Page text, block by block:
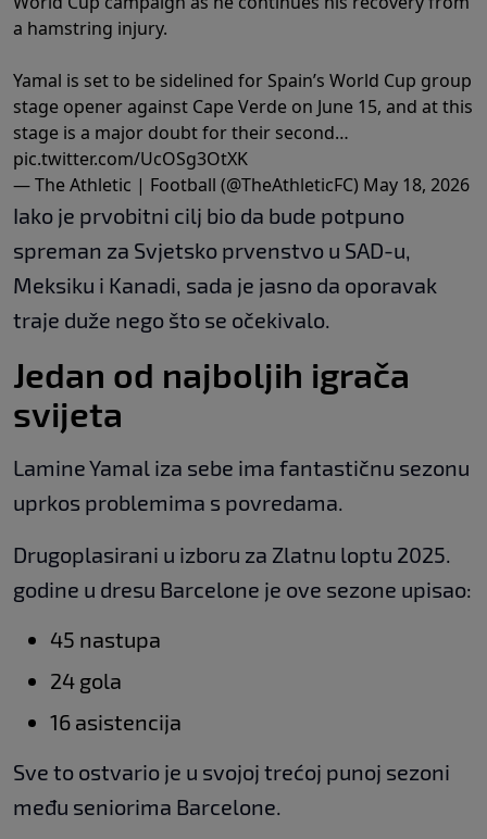
a hamstring injury.
Yamal is set to be sidelined for Spain’s World Cup group
stage opener against Cape Verde on June 15, and at this
stage is a major doubt for their second…
pic.twitter.com/UcOSg3OtXK
— The Athletic | Football (@TheAthleticFC) May 18, 2026
Iako je prvobitni cilj bio da bude potpuno
spreman za Svjetsko prvenstvo u SAD-u,
Meksiku i Kanadi, sada je jasno da oporavak
traje duže nego što se očekivalo.
Jedan od najboljih igrača
svijeta
Lamine Yamal iza sebe ima fantastičnu sezonu
uprkos problemima s povredama.
Drugoplasirani u izboru za Zlatnu loptu 2025.
godine u dresu Barcelone je ove sezone upisao:
45 nastupa
24 gola
16 asistencija
Sve to ostvario je u svojoj trećoj punoj sezoni
među seniorima Barcelone.